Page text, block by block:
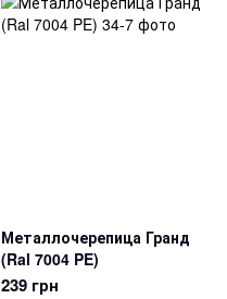
Металлочерепица Гранд
(Ral 7004 PE)
239 грн